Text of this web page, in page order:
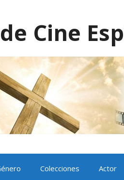
Cine
Colecciones Actor